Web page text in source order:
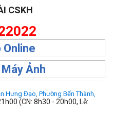
CSKH
Online
Ảnh
Hưng Đạo, Phường Bến Thành,
(CN: 8h30 - 20h00, Lễ: